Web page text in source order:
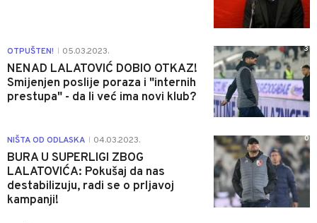
OTPUŠTEN! 05.03.2023.
NENAD LALATOVIĆ DOBIO OTKAZ!
Smijenjen poslije poraza i "internih
prestupa" - da li već ima novi klub?
3
NIŠTA OD ODLASKA 04.03.2023.
BURA U SUPERLIGI ZBOG
LALATOVIĆA: Pokušaj da nas
destabilizuju, radi se o prljavoj
kampanji!
0